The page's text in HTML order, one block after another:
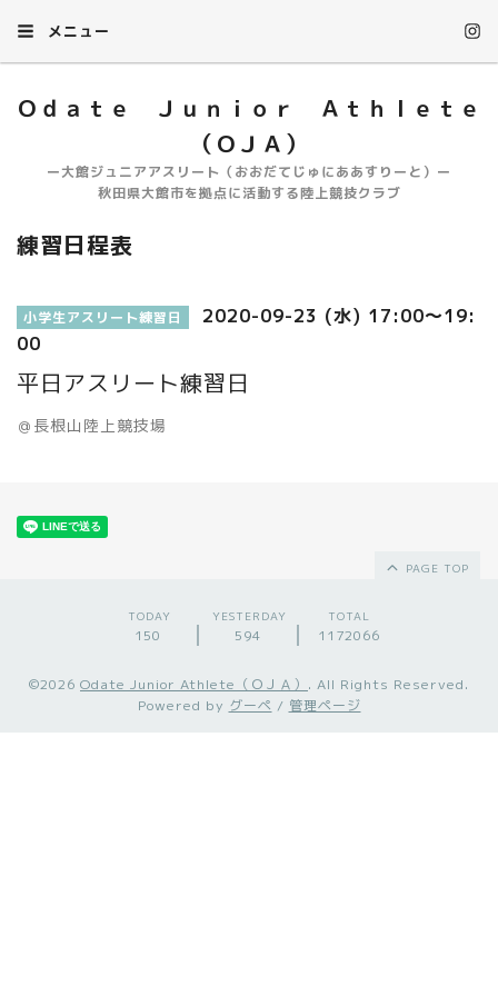
メニュー
Ｏｄａｔｅ Ｊｕｎｉｏｒ Ａｔｈｌｅｔｅ
（ＯＪＡ）
ー大館ジュニアアスリート（おおだてじゅにああすりーと）ー
秋田県大館市を拠点に活動する陸上競技クラブ
練習日程表
小学生アスリート練習日
2020-09-23 (水) 17:00～19:
00
平日アスリート練習日
＠長根山陸上競技場
PAGE TOP
TODAY
150
YESTERDAY
594
TOTAL
1172066
©2026 Odate Junior Athlete（ＯＪＡ） . All Rights Reserved.
Powered by グーペ / 管理ページ